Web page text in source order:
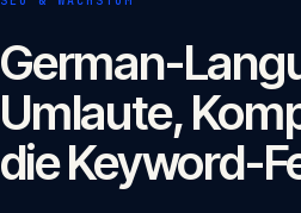
Über uns
Leistungen
German-
Umlaute,
die Keyword-